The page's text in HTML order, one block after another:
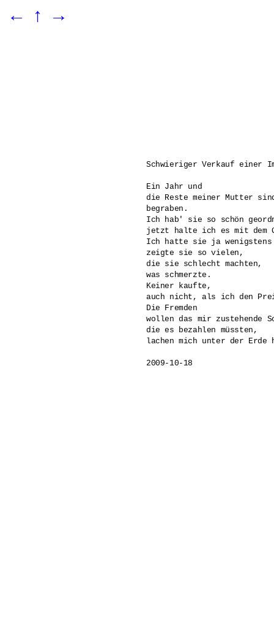
← ↑ →
Schwieriger Verkauf einer
Ein Jahr und
die Reste meiner Mutter
begraben.
Ich hab' sie so schön
jetzt halte ich es mit dem
Ich hatte sie ja wenigstens
zeigte sie so vielen,
die sie schlecht machten,
was schmerzte.
Keiner kaufte,
auch nicht, als ich den
Die Fremden
wollen das mir zustehende
die es bezahlen müssten,
lachen mich unter der Erde